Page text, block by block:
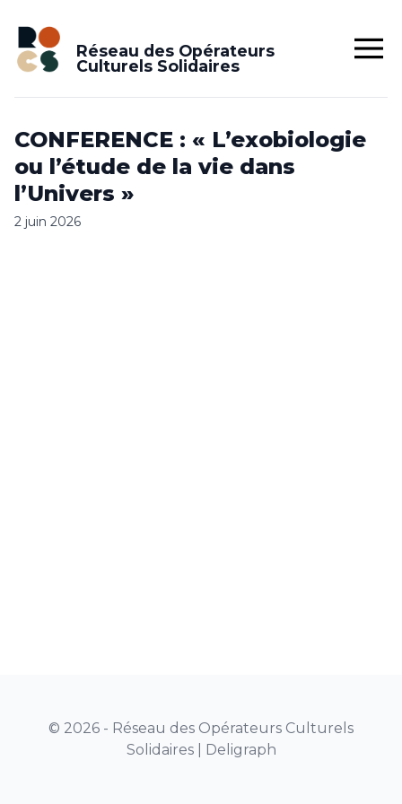
Réseau des Opérateurs
Culturels Solidaires
CONFERENCE : « L’exobiologie
ou l’étude de la vie dans
l’Univers »
2 juin 2026
© 2026 - Réseau des Opérateurs Culturels
Solidaires | Deligraph